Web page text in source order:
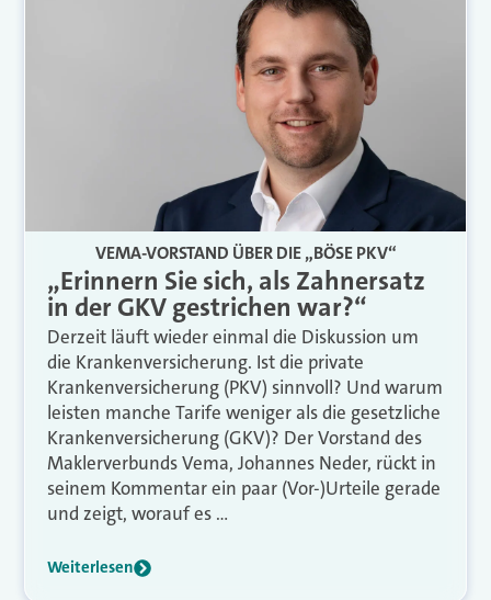
VEMA-VORSTAND ÜBER DIE „BÖSE PKV“
„Erinnern Sie sich, als Zahnersatz
in der GKV gestrichen war?“
Derzeit läuft wieder einmal die Diskussion um
die Krankenversicherung. Ist die private
Krankenversicherung (PKV) sinnvoll? Und warum
leisten manche Tarife weniger als die gesetzliche
Krankenversicherung (GKV)? Der Vorstand des
Maklerverbunds Vema, Johannes Neder, rückt in
seinem Kommentar ein paar (Vor-)Urteile gerade
und zeigt, worauf es …
Weiterlesen